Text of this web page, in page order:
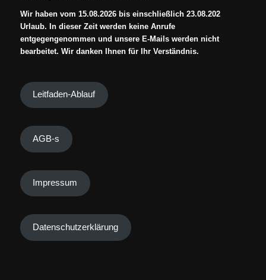
Wir haben vom 15.08.2026 bis einschließlich 23.08.202
Urlaub. In dieser Zeit werden keine Anrufe
entgegengenommen und unsere E-Mails werden nicht
bearbeitet. Wir danken Ihnen für Ihr Verständnis.
Leitfaden-Ablauf
AGB-s
Impressum
Datenschutzerklärung